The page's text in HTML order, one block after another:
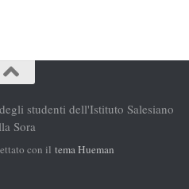
studenti dell'Istituto Salesiano
Sora
con iltema Hueman